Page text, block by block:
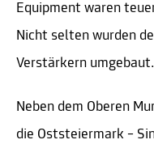
Equipment waren
Nicht selten wurden
Verstärkern umgebaut.
Neben dem Oberen
die Oststeiermark –